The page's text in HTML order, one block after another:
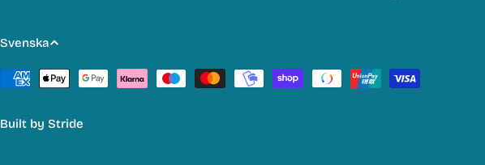
S
p
r
Svenska
Betalmetoder
Built by Stride